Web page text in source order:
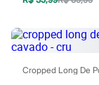
Yessica
Acessórios
Blusas
Calçados
Leggings